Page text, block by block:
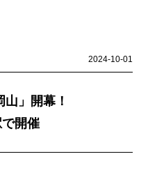
駅
戸田レモン
TRAIN
ジェクトとは
2024-10-01
山」開幕！
開催